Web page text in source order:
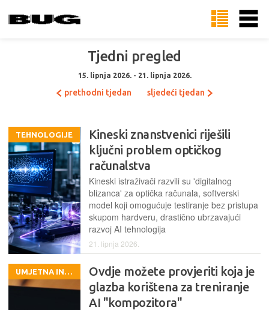
Tjedni pregled
15. lipnja 2026. - 21. lipnja 2026.
prethodni tjedan sljedeći tjedan
TEHNOLOGIJE
Kineski znanstvenici riješili
ključni problem optičkog
računalstva
Kineski istraživači razvili su 'digitalnog
blizanca' za optička računala, softverski
model koji omogućuje testiranje bez pristupa
skupom hardveru, drastično ubrzavajući
razvoj AI tehnologija
21. lipnja 2026.
UMJETNA INTELIGENCIJA
Ovdje možete provjeriti koja je
glazba korištena za treniranje
AI "kompozitora"